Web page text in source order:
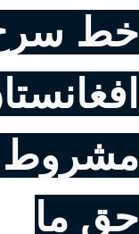
خط
مشروط
حق ما